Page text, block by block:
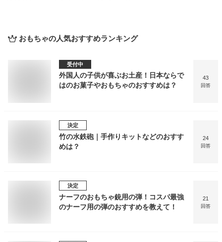
おもちゃの人気おすすめランキング
受付中
外国人の子供が喜ぶお土産！日本ならで
はのお菓子やおもちゃのおすすめは？
43
回答
決定
竹の水鉄砲｜手作りキットなどのおすす
めは？
24
回答
決定
ナーフのおもちゃ銃用の弾！コスパ最強
のナーフ用の弾のおすすめを教えて！
21
回答